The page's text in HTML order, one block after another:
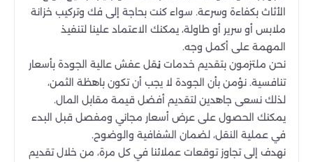
الأثاث بكفاءة وسرعة. سواء كنت بحاجة إلى فك وتركيب خزانة
ملابس أو سرير أو طاولة، يمكنك الاعتماد علينا لتنفيذ
المهمة على أكمل وجه.
نحن ملتزمون بتقديم خدمات نقل عفش عالية الجودة بأسعار
تنافسية. نؤمن بأن الجودة لا يجب أن تكون باهظة الثمن،
لذلك نسعى جاهدين لتقديم أفضل قيمة مقابل المال.
يمكنك الحصول على عرض أسعار مجاني ومفصل قبل البدء
في عملية النقل، لضمان الشفافية والوضوح.
نهدف إلى تجاوز توقعات عملائنا في كل مرة، من خلال تقديم